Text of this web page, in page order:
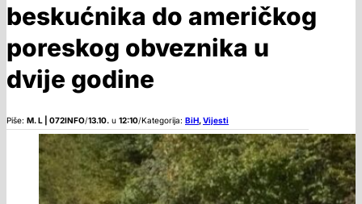
beskućnika do američkog
poreskog obveznika u
dvije godine
Piše: M. L | 072INFO/13.10. u 12:10/Kategorija: BiH,Vijesti